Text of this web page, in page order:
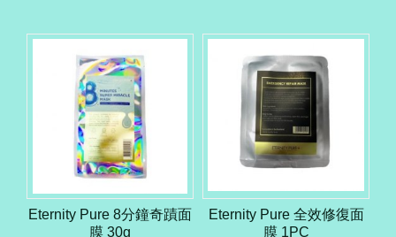
Eternity Pure 8分鐘奇蹟面
膜 30g
Eternity Pure 全效修復面
膜 1PC